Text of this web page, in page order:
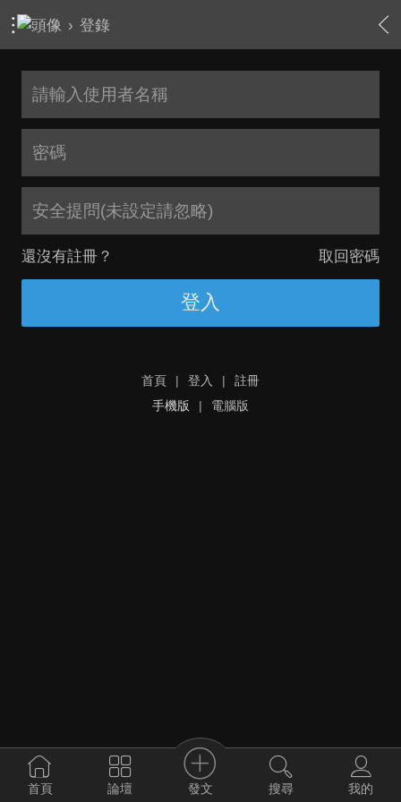
› 登錄
安全提問(未設定請忽略)
還沒有註冊？ 取回密碼
登入
首頁 | 登入 |
註冊
手機版
| 電腦版
首頁 論壇 發文 搜尋 我的